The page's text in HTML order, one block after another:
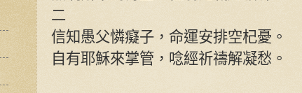
二
信知愚父憐癡子，命運安排空杞憂。
自有耶穌來掌管，唸經祈禱解凝愁。